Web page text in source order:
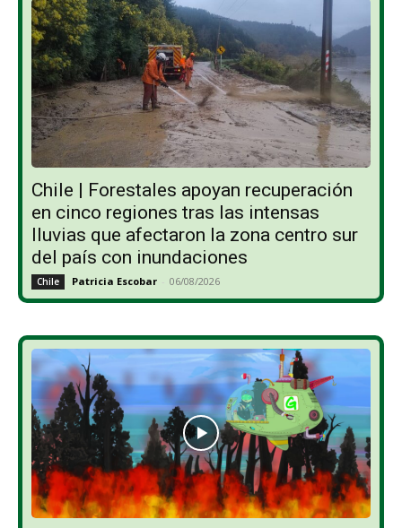
Chile | Forestales apoyan recuperación
en cinco regiones tras las intensas
lluvias que afectaron la zona centro sur
del país con inundaciones
Chile Patricia Escobar - 06/08/2026